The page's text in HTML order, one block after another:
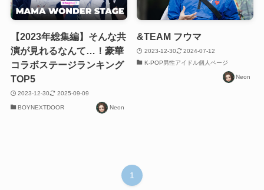
【2023年総集編】そんな共
演が見れるなんて…！豪華
コラボステージランキング
TOP5
2023-12-30 2025-09-09
BOYNEXTDOOR Neon
&TEAM フウマ
2023-12-30
2024-07-12
K-POP男性アイドル個人ページ
Neon
1